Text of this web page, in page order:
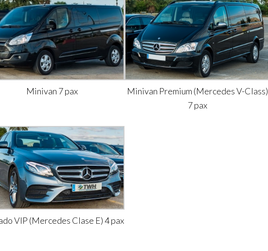
Minivan 7 pax
Minivan Premium (Mercedes V-Class)
7 pax
VIP (Mercedes Clase E) 4 pax